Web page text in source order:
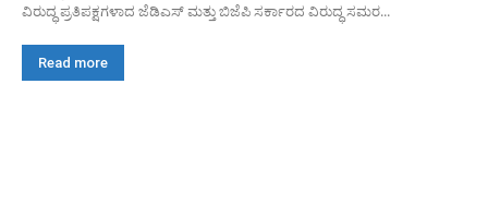
ವಿರುದ್ಧ ಪ್ರತಿಪಕ್ಷಗಳಾದ ಜೆಡಿಎಸ್ ಮತ್ತು ಬಿಜೆಪಿ ಸರ್ಕಾರದ ವಿರುದ್ಧ ಸಮರ...
Read more